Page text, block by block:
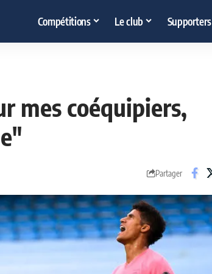
Compétitions Le club Supporters
mes coéquipiers,
Partager